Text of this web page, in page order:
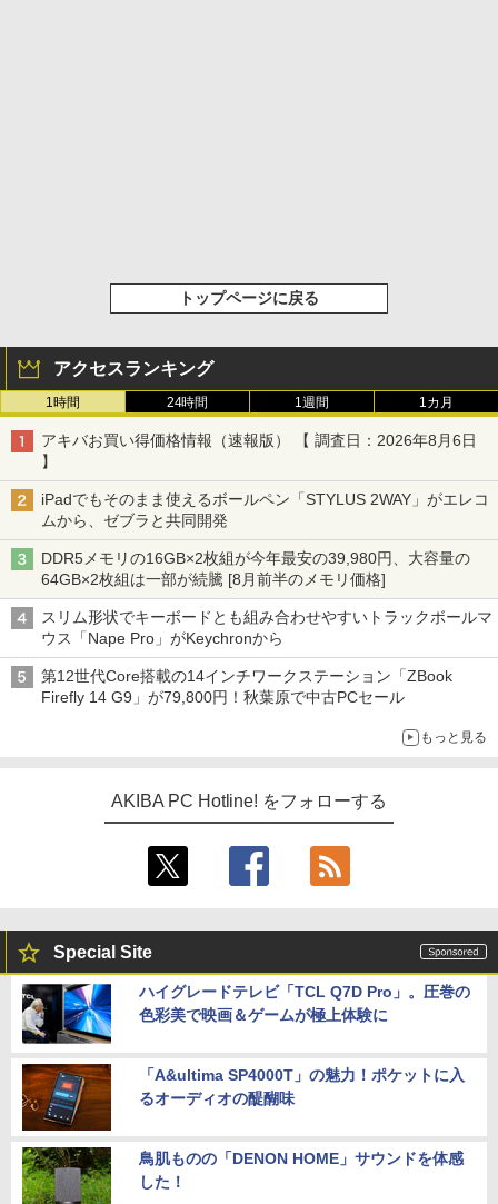
トップページに戻る
アクセスランキング
1時間 24時間 1週間 1カ月
アキバお買い得価格情報（速報版） 【 調査日：2026年8月6日
】
iPadでもそのまま使えるボールペン「STYLUS 2WAY」がエレコ
ムから、ゼブラと共同開発
DDR5メモリの16GB×2枚組が今年最安の39,980円、大容量の
64GB×2枚組は一部が続騰 [8月前半のメモリ価格]
スリム形状でキーボードとも組み合わせやすいトラックボールマ
ウス「Nape Pro」がKeychronから
第12世代Core搭載の14インチワークステーション「ZBook
Firefly 14 G9」が79,800円！秋葉原で中古PCセール
もっと見る
AKIBA PC Hotline! をフォローする
Special Site
ハイグレードテレビ「TCL Q7D Pro」。圧巻の
色彩美で映画＆ゲームが極上体験に
「A&ultima SP4000T」の魅力！ポケットに入
るオーディオの醍醐味
鳥肌ものの「DENON HOME」サウンドを体感
した！